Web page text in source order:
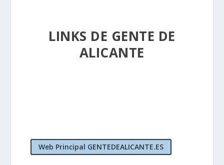
LINKS DE GENTE DE
ALICANTE
Web Principal GENTEDEALICANTE.ES